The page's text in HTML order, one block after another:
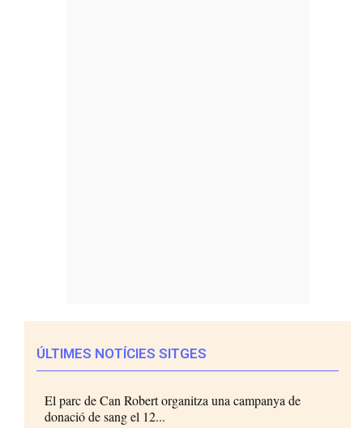
ÚLTIMES NOTÍCIES SITGES
El parc de Can Robert organitza una campanya de
donació de sang el 12...